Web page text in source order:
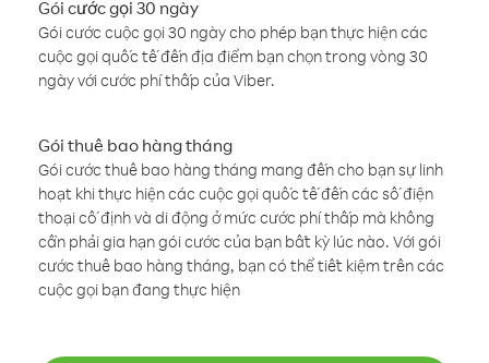
Gói cước gọi 30 ngày
Gói cước cuộc gọi 30 ngày cho phép bạn thực hiện các
cuộc gọi quốc tế đến địa điểm bạn chọn trong vòng 30
ngày với cước phí thấp của Viber.
Gói thuê bao hàng tháng
Gói cước thuê bao hàng tháng mang đến cho bạn sự linh
hoạt khi thực hiện các cuộc gọi quốc tế đến các số điện
thoại cố định và di động ở mức cước phí thấp mà không
cần phải gia hạn gói cước của bạn bất kỳ lúc nào. Với gói
cước thuê bao hàng tháng, bạn có thể tiết kiệm trên các
cuộc gọi bạn đang thực hiện